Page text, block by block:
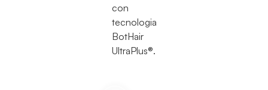
con
tecnologia
BotHair
UltraPlus®.